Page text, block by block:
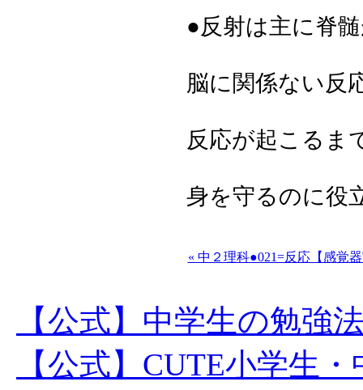
●反射は主に脊
脳に関係ない反
反応が起こるま
身を守るのに役
« 中２理科●021=反応【感覚
【公式】中学生の勉強
【公式】CUTE小学生